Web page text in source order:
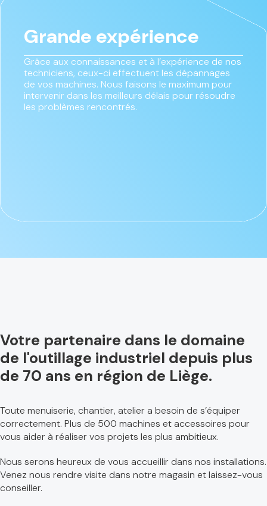
Grande expérience
Grâce aux connaissances et à l’expérience de nos
techniciens, ceux-ci effectuent les dépannages
de vos machines. Nous faisons le maximum pour
intervenir dans les meilleurs délais pour résoudre
les problèmes rencontrés.
Votre partenaire dans le domaine
de l'outillage industriel depuis plus
de 70 ans en région de Liège.
Toute menuiserie, chantier, atelier a besoin de s’équiper
correctement. Plus de 500 machines et accessoires pour
vous aider à réaliser vos projets les plus ambitieux.
Nous serons heureux de vous accueillir dans nos installations.
Venez nous rendre visite dans notre magasin et laissez-vous
conseiller.